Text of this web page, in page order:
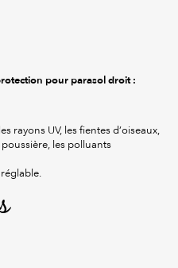
pour parasol droit :
rayons UV, les fientes d’oiseaux,
poussière, les polluants